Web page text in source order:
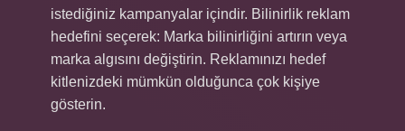
istediğiniz kampanyalar içindir. Bilinirlik reklam
hedefini seçerek: Marka bilinirliğini artırın veya
marka algısını değiştirin. Reklamınızı hedef
kitlenizdeki mümkün olduğunca çok kişiye
gösterin.